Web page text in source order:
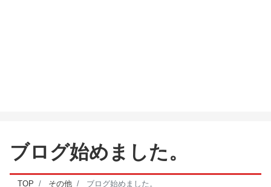
ブログ始めました。
TOP その他 ブログ始めました。